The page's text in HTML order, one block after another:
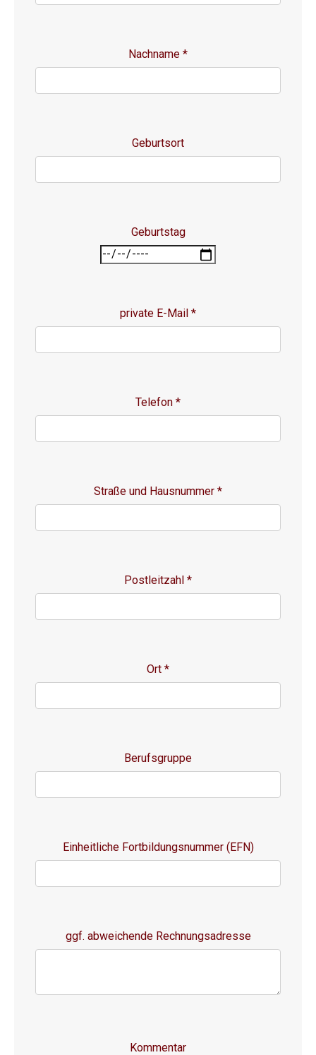
Nachname *
Geburtsort
Geburtstag
private E-Mail *
Telefon *
Straße und Hausnummer *
Postleitzahl *
Ort *
Berufsgruppe
Einheitliche Fortbildungsnummer (EFN)
ggf. abweichende Rechnungsadresse
Kommentar